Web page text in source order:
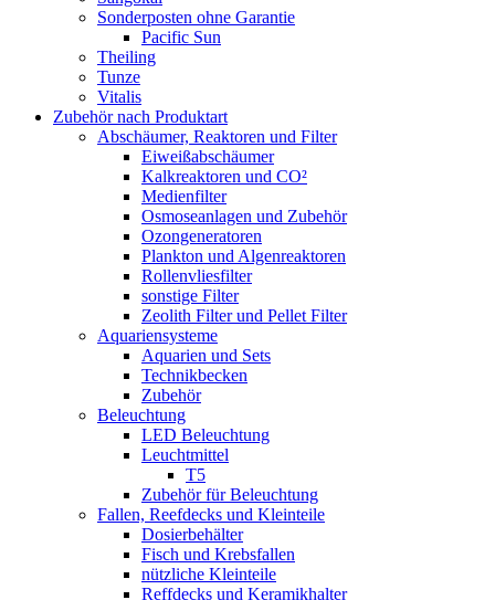
Sonderposten ohne Garantie
Pacific Sun
Theiling
Tunze
Vitalis
Zubehör nach Produktart
Abschäumer, Reaktoren und Filter
Eiweißabschäumer
Kalkreaktoren und CO²
Medienfilter
Osmoseanlagen und Zubehör
Ozongeneratoren
Plankton und Algenreaktoren
Rollenvliesfilter
sonstige Filter
Zeolith Filter und Pellet Filter
Aquariensysteme
Aquarien und Sets
Technikbecken
Zubehör
Beleuchtung
LED Beleuchtung
Leuchtmittel
T5
Zubehör für Beleuchtung
Fallen, Reefdecks und Kleinteile
Dosierbehälter
Fisch und Krebsfallen
nützliche Kleinteile
Reffdecks und Keramikhalter